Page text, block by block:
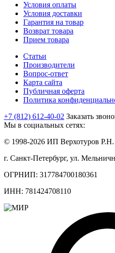
Условия оплаты
Условия доставки
Гарантия на товар
Возврат товара
Прием товара
Статьи
Производители
Вопрос-ответ
Карта сайта
Публичная оферта
Политика
+7 (812) 612-40-02 Заказать
Мы в социальных сетях:
© 1998-2026 ИП Верхотуров Р.Н.
г. Санкт-Петербург, ул.
ОГРНИП: 317784700180361
ИНН: 781424708110